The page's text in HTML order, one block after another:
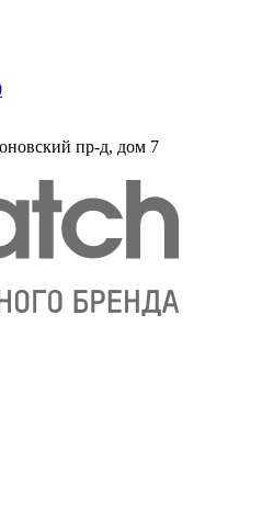
пр-д, дом 7